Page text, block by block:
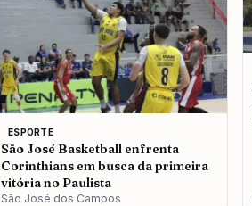
ESPORTE
São José Basketball enfrenta
Corinthians em busca da primeira
vitória no Paulista
São José dos Campos